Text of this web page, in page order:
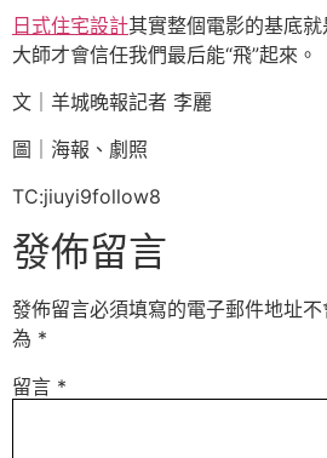
日式住宅設計其實整個電影的基底就
大師才會信任我們最后能“飛”起來。
文｜羊城晚報記者 李麗
圖｜海報、劇照
TC:jiuyi9follow8
發佈留言
發佈留言必須填寫的電子郵件地址不
為 *
留言 *